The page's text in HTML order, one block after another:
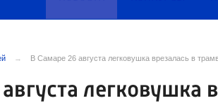
В Самаре 26 августа легковушка врезалась в
легковушка